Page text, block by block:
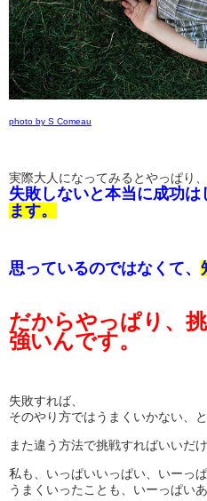
photo by S Comeau
実際大人になってみるとやっぱり、
失敗しないと本当に成功は
ます。
思っているのではなくて、
だからやっぱり、
強いんです。
失敗すれば、
そのやり方ではうまくいかない、
また違う方法で挑戦すればいいだ
私も、いっぱいいっぱい、いーっ
うまくいったことも、いーっぱいあ